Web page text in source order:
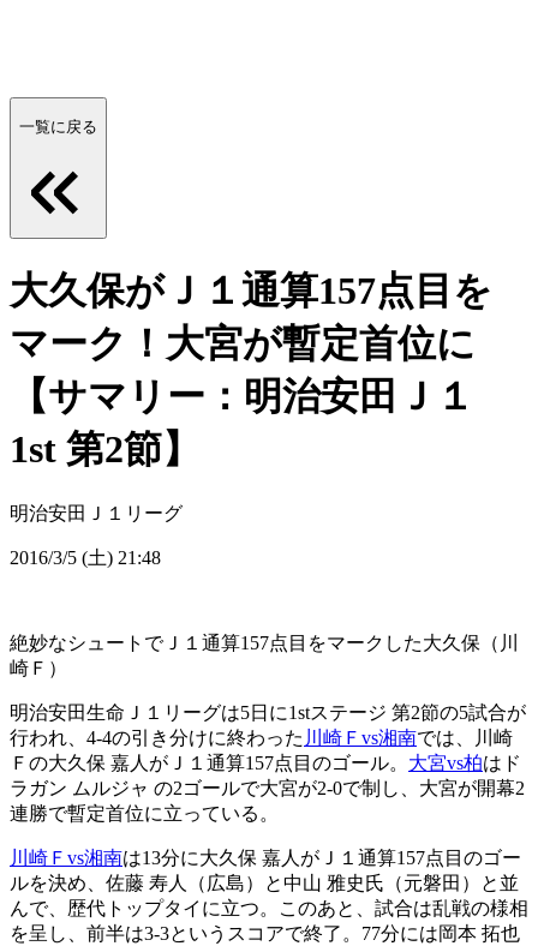
一覧に戻る
大久保がＪ１通算157点目を
マーク！大宮が暫定首位に
【サマリー：明治安田Ｊ１
1st 第2節】
明治安田Ｊ１リーグ
2016/3/5 (土) 21:48
絶妙なシュートでＪ１通算157点目をマークした大久保（川
崎Ｆ）
明治安田生命Ｊ１リーグは5日に1stステージ 第2節の5試合が
行われ、4-4の引き分けに終わった 川崎Ｆvs湘南では、川崎
Ｆの大久保 嘉人がＪ１通算157点目のゴール。 大宮vs柏はド
ラガン ムルジャ の2ゴールで大宮が2-0で制し、大宮が開幕2
連勝で暫定首位に立っている。
川崎Ｆvs湘南は13分に大久保 嘉人がＪ１通算157点目のゴー
ルを決め、佐藤 寿人（広島）と中山 雅史氏（元磐田）と並
んで、歴代トップタイに立つ。このあと、試合は乱戦の様相
を呈し、前半は3-3というスコアで終了。77分には岡本 拓也